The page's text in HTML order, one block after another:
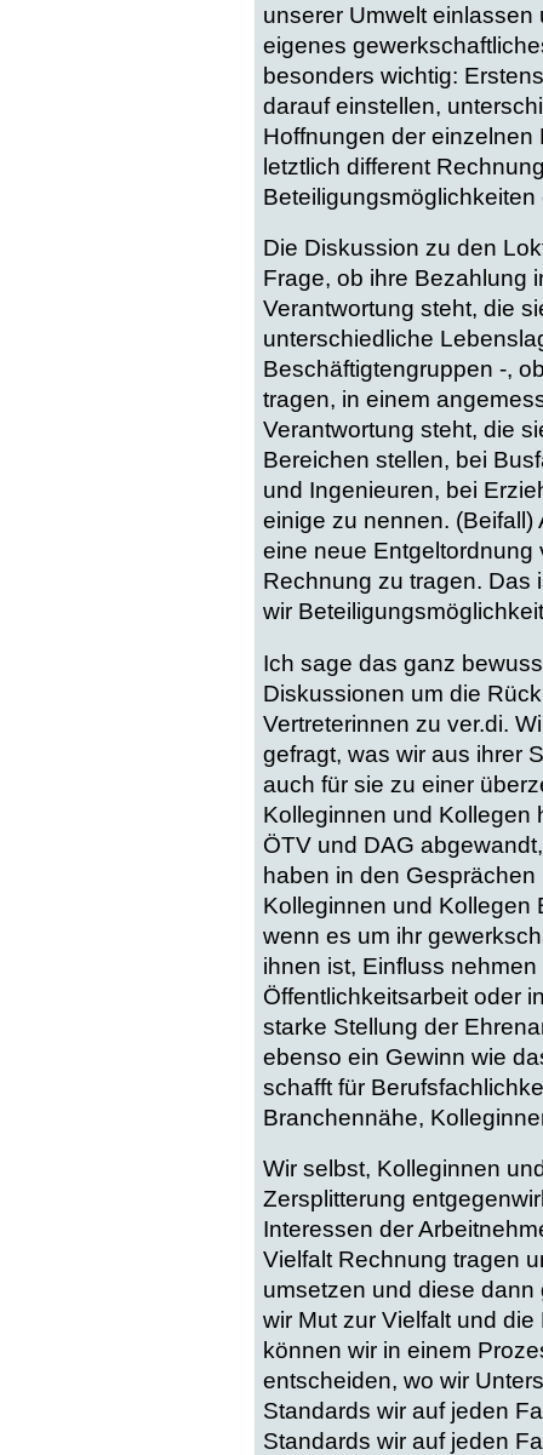
unserer Umwelt
eigenes
besonders wichtig:
darauf einstellen,
Hoffnungen der
letztlich different
Beteiligungsmöglichkeiten
Die Diskussion zu den
Frage, ob ihre Bezahlung
Verantwortung steht, die
unterschiedliche
Beschäftigtengruppen -,
tragen, in einem
Verantwortung steht, die
Bereichen stellen, bei
und Ingenieuren, bei
einige zu nennen.
eine neue Entgeltordnung
Rechnung zu tragen. Das
wir
Ich sage das ganz
Diskussionen um die
Vertreterinnen zu ver.di.
gefragt, was wir aus ihrer
auch für sie zu einer
Kolleginnen und Kollegen
ÖTV und DAG
haben in den
Kolleginnen und Kollegen
wenn es um ihr
ihnen ist, Einfluss
Öffentlichkeitsarbeit oder
starke Stellung der
ebenso ein Gewinn wie
schafft für
Branchennähe,
Wir selbst, Kolleginnen
Zersplitterung
Interessen der
Vielfalt Rechnung tragen
umsetzen und diese
wir Mut zur Vielfalt und
können wir in einem
entscheiden, wo wir
Standards wir auf jeden
Standards wir auf jeden